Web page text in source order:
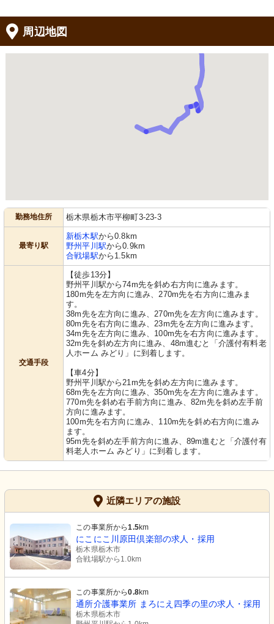
周辺地図
勤務地住所 栃木県栃木市平柳町3-23-3
最寄り駅
新栃木駅から0.8km
野州平川駅から0.9km
合戦場駅から1.5km
交通手段
【徒歩13分】
野州平川駅から74m先を斜め右方向に進みます。
180m先を左方向に進み、270m先を右方向に進みま
す。
38m先を左方向に進み、270m先を左方向に進みます。
80m先を右方向に進み、23m先を左方向に進みます。
34m先を左方向に進み、100m先を右方向に進みます。
32m先を斜め左方向に進み、48m進むと「介護付有料老
人ホーム みどり」に到着します。
【車4分】
野州平川駅から21m先を斜め左方向に進みます。
68m先を左方向に進み、350m先を左方向に進みます。
770m先を斜め右手前方向に進み、82m先を斜め左手前
方向に進みます。
100m先を右方向に進み、110m先を斜め右方向に進み
ます。
95m先を斜め左手前方向に進み、89m進むと「介護付有
料老人ホーム みどり」に到着します。
近隣エリアの施設
この事業所から1.5km
にこにこ川原田倶楽部の求人・採用
栃木県栃木市
合戦場駅から1.0km
この事業所から0.8km
通所介護事業所 まろにえ四季の里の求人・採用
栃木県栃木市